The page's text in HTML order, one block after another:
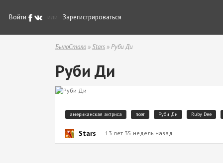
Войти или Зарегистрироваться
БылоСтало »Stars » Руби Ди
Руби Ди
американская актриса поэт Руби Ди Ruby Dee
Stars 13 лет 35 недель назад